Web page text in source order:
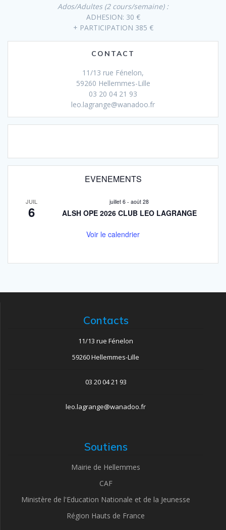
Ados/Adultes (2 cours/semaine) :
ADHESION: 30 €
+ PARTICIPATION 385 €
CONTACT
11/13 rue Fénelon,
59260 Hellemmes-Lille
03 20 04 21 93
leo.lagrange@wanadoo.fr
EVENEMENTS
JUIL
6
juillet 6 - août 28
ALSH OPE 2026 CLUB LEO LAGRANGE
Voir le calendrier
Contacts
11/13 rue Fénelon
59260 Hellemmes-Lille
03 20 04 21 93
leo.lagrange@wanadoo.fr
Soutiens
Mairie de Hellemmes
CAF
Ministère de l'Education Nationale et de la Jeunesse
Région Hauts de France